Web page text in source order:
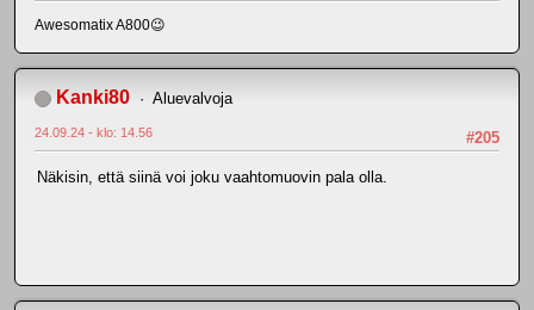
Awesomatix A800😉
Kanki80 Aluevalvoja
#205
24.09.24 - klo: 14.56
Näkisin, että siinä voi joku vaahtomuovin pala olla.